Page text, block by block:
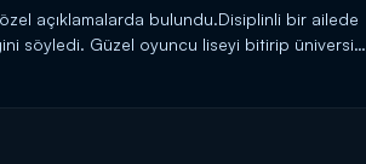
açıklamalarda bulundu.Disiplinli bir ailede
söyledi. Güzel oyuncu liseyi bitirip üniversite
hiç görmediği kuzeninin yanına İstanbu'a